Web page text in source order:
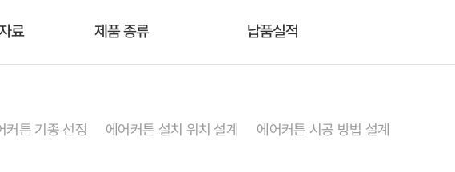
료 제품 종류 납품실적
커튼 기종 선정 에어커튼 설치 위치 설계 에어커튼 시공 방법 설계